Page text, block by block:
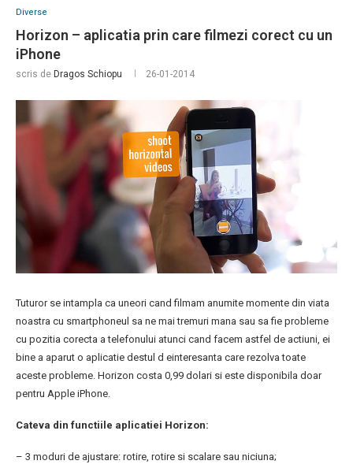
Diverse
Horizon – aplicatia prin care filmezi corect cu un
iPhone
scris de Dragos Schiopu 26-01-2014
Tuturor se intampla ca uneori cand filmam anumite momente din viata
noastra cu smartphoneul sa ne mai tremuri mana sau sa fie probleme
cu pozitia corecta a telefonului atunci cand facem astfel de actiuni, ei
bine a aparut o aplicatie destul d einteresanta care rezolva toate
aceste probleme. Horizon costa 0,99 dolari si este disponibila doar
pentru Apple iPhone.
Cateva din functiile aplicatiei Horizon:
– 3 moduri de ajustare: rotire, rotire si scalare sau niciuna;